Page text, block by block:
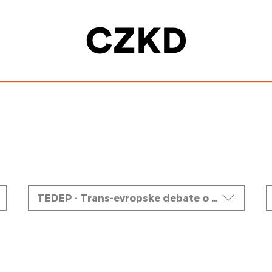
Ciklusi TEDEP - Trans-evropske debate o EP temama